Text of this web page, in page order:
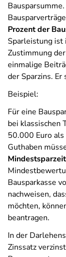
Prozent der
Sparleistung ist
Zustimmung
einmalige
der Sparzins.
Beispiel:
Für eine
bei klassischen
50.000 Euro als
Guthaben
Bausparkasse
nachweisen,
möchten,
beantragen.
In der
Zinssatz